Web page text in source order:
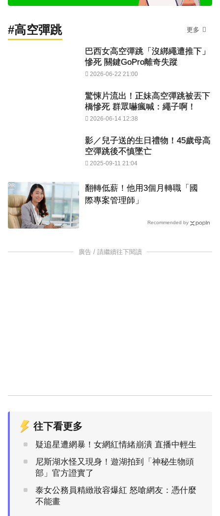
#高空彈跳 更多
巴西女高空彈跳「沒綁繩遭推下」
慘死 關鍵GoPro離奇失蹤
2026-06-22 21:00
驚悚片流出！正妹高空彈跳被丟下
橋慘死 群眾嚇瘋喊：繩子啊！
2026-06-14 12:38
影／兒子送的生日禮物！45歲母高
空彈跳後不慎墜亡
2025-09-11 21:04
翻轉低薪！他用3個月轉職「國
際專案管理師」
PR
Recommended by
廣告 / 請繼續往下閱讀
往下看更多
疑追星遭網暴！女網紅情緒崩潰 直播中輕生
尼斯湖水怪又現身！遊湖拍到「神秘生物頭
部」官方證實了
泰女公務員精緻妝容爆紅 怒嗆網友：憑什麼
不能畫